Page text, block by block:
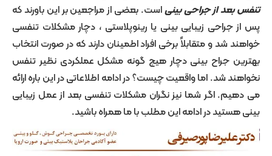
از جراحی بینیاست. بعضی از مراجعین بر این باورند که
زیبایی بینی یا رینوپلاستی ، دچار مشکلات تنفسی
و متقابلاً برخی افراد اطمینان دارند که در صورت انتخاب
جراح بینی دچار هیچ گونه مشکل عملکردی نظیر تنفس
شد. اما واقعیت چیست؟ در ادامه اطلاعاتی در این باره ارائه
اگر شما نیز نگران مشکلات تنفسی بعد از عمل زیبایی
در ادامه این مطلب با ما همراه باشید.